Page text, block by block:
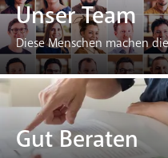
Unser Team
Diese Menschen machen
Gut Beraten